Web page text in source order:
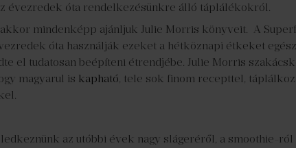
évezredek óta rendelkezésünkre álló táplálékokról.
mindenképp ajánljuk Julie Morris könyveit. A
óta használják ezeket a hétköznapi étkeket
el tudatosan beépíteni étrendjébe. Julie Morris
magyarul is kapható, tele sok finom recepttel,
az utóbbi évek nagy slágeréről, a smoothie-